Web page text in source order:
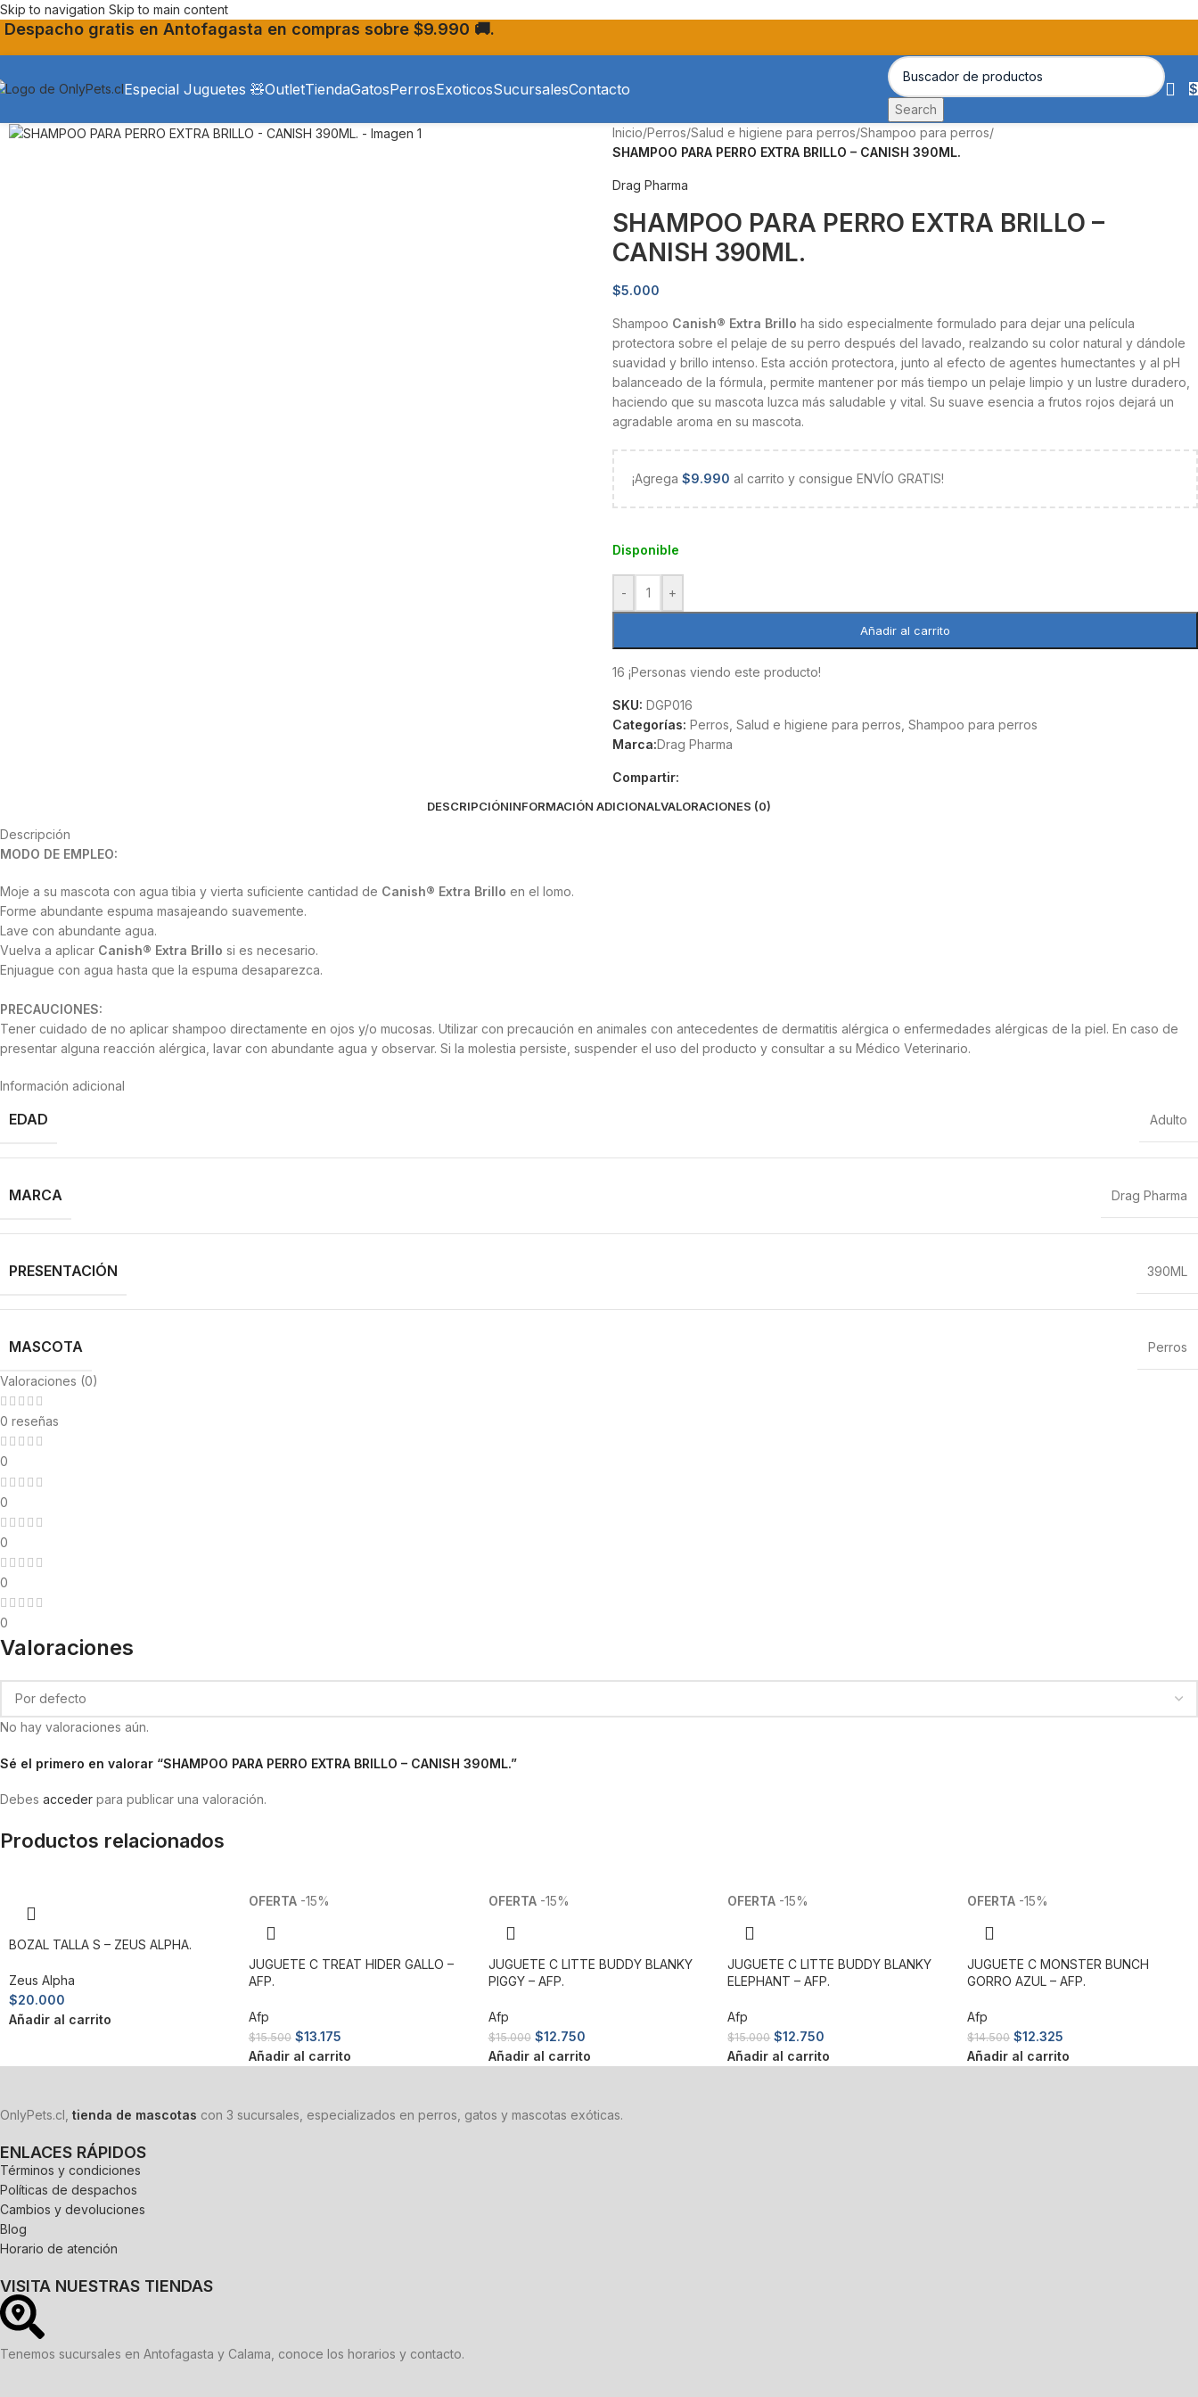
Skip to navigation Skip to main content
Despacho gratis en Antofagasta en compras sobre $9.990 🚚.
Especial Juguetes 🧸OutletTiendaGatosPerrosExoticosSucursalesContacto
Search
$
Inicio/Perros/Salud e higiene para perros/Shampoo para perros/
SHAMPOO PARA PERRO EXTRA BRILLO – CANISH 390ML.
Drag Pharma
SHAMPOO PARA PERRO EXTRA BRILLO –
CANISH 390ML.
$5.000
Shampoo Canish® Extra Brillo ha sido especialmente formulado para dejar una película
protectora sobre el pelaje de su perro después del lavado, realzando su color natural y dándole
suavidad y brillo intenso. Esta acción protectora, junto al efecto de agentes humectantes y al pH
balanceado de la fórmula, permite mantener por más tiempo un pelaje limpio y un lustre duradero,
haciendo que su mascota luzca más saludable y vital. Su suave esencia a frutos rojos dejará un
agradable aroma en su mascota.
¡Agrega $9.990 al carrito y consigue ENVÍO GRATIS!
Disponible
- +
Añadir al carrito
16 ¡Personas viendo este producto!
SKU: DGP016
Categorías: Perros Salud e higiene para perros Shampoo para perros
Marca:Drag Pharma
Compartir:
DESCRIPCIÓNINFORMACIÓN ADICIONALVALORACIONES (0)
Descripción
MODO DE EMPLEO:
Moje a su mascota con agua tibia y vierta suficiente cantidad de Canish® Extra Brillo en el lomo.
Forme abundante espuma masajeando suavemente.
Lave con abundante agua.
Vuelva a aplicar Canish® Extra Brillo si es necesario.
Enjuague con agua hasta que la espuma desaparezca.
PRECAUCIONES:
Tener cuidado de no aplicar shampoo directamente en ojos y/o mucosas. Utilizar con precaución en animales con antecedentes de dermatitis alérgica o enfermedades alérgicas de la piel. En caso de
presentar alguna reacción alérgica, lavar con abundante agua y observar. Si la molestia persiste, suspender el uso del producto y consultar a su Médico Veterinario.
Información adicional
EDAD Adulto
MARCA Drag Pharma
PRESENTACIÓN 390ML
MASCOTA Perros
Valoraciones (0)
0 reseñas
0
0
0
0
0
Valoraciones
No hay valoraciones aún.
Sé el primero en valorar “SHAMPOO PARA PERRO EXTRA BRILLO – CANISH 390ML.”
Debes acceder para publicar una valoración.
Productos relacionados
BOZAL TALLA S – ZEUS ALPHA.
Zeus Alpha
$20.000
Añadir al carrito
-15%
JUGUETE C TREAT HIDER GALLO –
AFP.
Afp
$15.500 $13.175
Añadir al carrito
-15%
JUGUETE C LITTE BUDDY BLANKY
PIGGY – AFP.
Afp
$15.000 $12.750
Añadir al carrito
-15%
JUGUETE C LITTE BUDDY BLANKY
ELEPHANT – AFP.
Afp
$15.000 $12.750
Añadir al carrito
-15%
JUGUETE C MONSTER BUNCH
GORRO AZUL – AFP.
Afp
$14.500 $12.325
Añadir al carrito
OnlyPets.cl, tienda de mascotas con 3 sucursales, especializados en perros, gatos y mascotas exóticas.
ENLACES RÁPIDOS
Términos y condiciones
Políticas de despachos
Cambios y devoluciones
Blog
Horario de atención
VISITA NUESTRAS TIENDAS
Tenemos sucursales en Antofagasta y Calama, conoce los horarios y contacto.